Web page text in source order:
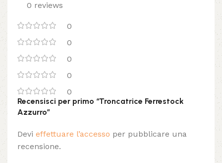
0 reviews
0
0
0
0
0
Recensisci per primo “Troncatrice Ferrestock
Azzurro”
Devi effettuare l’accesso per pubblicare una
recensione.